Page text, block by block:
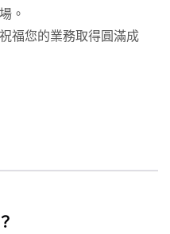
。
福您的業務取得圓滿成